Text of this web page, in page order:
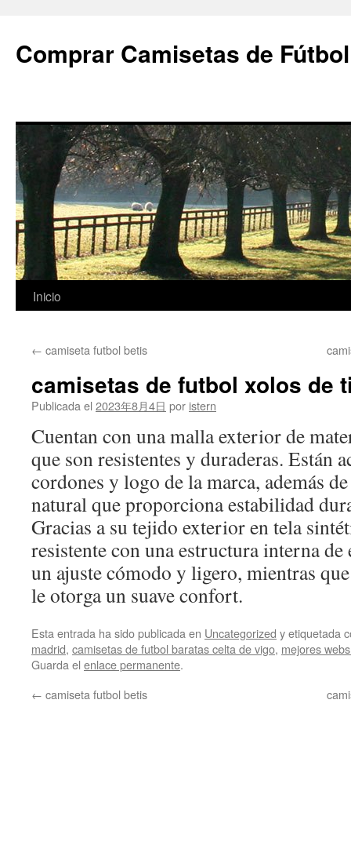
Comprar Camisetas de
Saltar
contenido
Inicio
← camiseta futbol betis
camisetas de futbol xolos de
Publicada el 2023年8月4日 por istern
Cuentan con una malla exterior de
que son resistentes y duraderas. Están
cordones y logo de la marca, además
natural que proporciona estabilidad
Gracias a su tejido exterior en tela
resistente con una estructura interna
un ajuste cómodo y ligero, mientras
le otorga un suave confort.
Esta entrada ha sido publicada en Uncategorized y etiquetada
madrid, camisetas de futbol baratas celta de vigo, mejores
Guarda el enlace permanente.
← camiseta futbol betis